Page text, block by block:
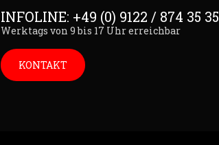
INFOLINE: +49 (0) 9122 / 874 35 35
Werktags von 9 bis 17 Uhr erreichbar
KONTAKT